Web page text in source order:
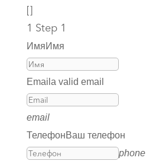
[]
1 Step 1
ИмяИмя
Emaila valid email
email
ТелефонВаш телефон
phone